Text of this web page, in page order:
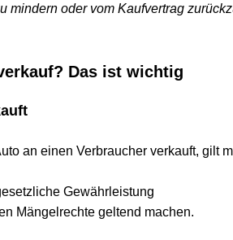
oder vom Kaufvertrag
Das ist wichtig
einen Verbraucher verkauft, gilt meist:
Gewährleistung
geltend machen.